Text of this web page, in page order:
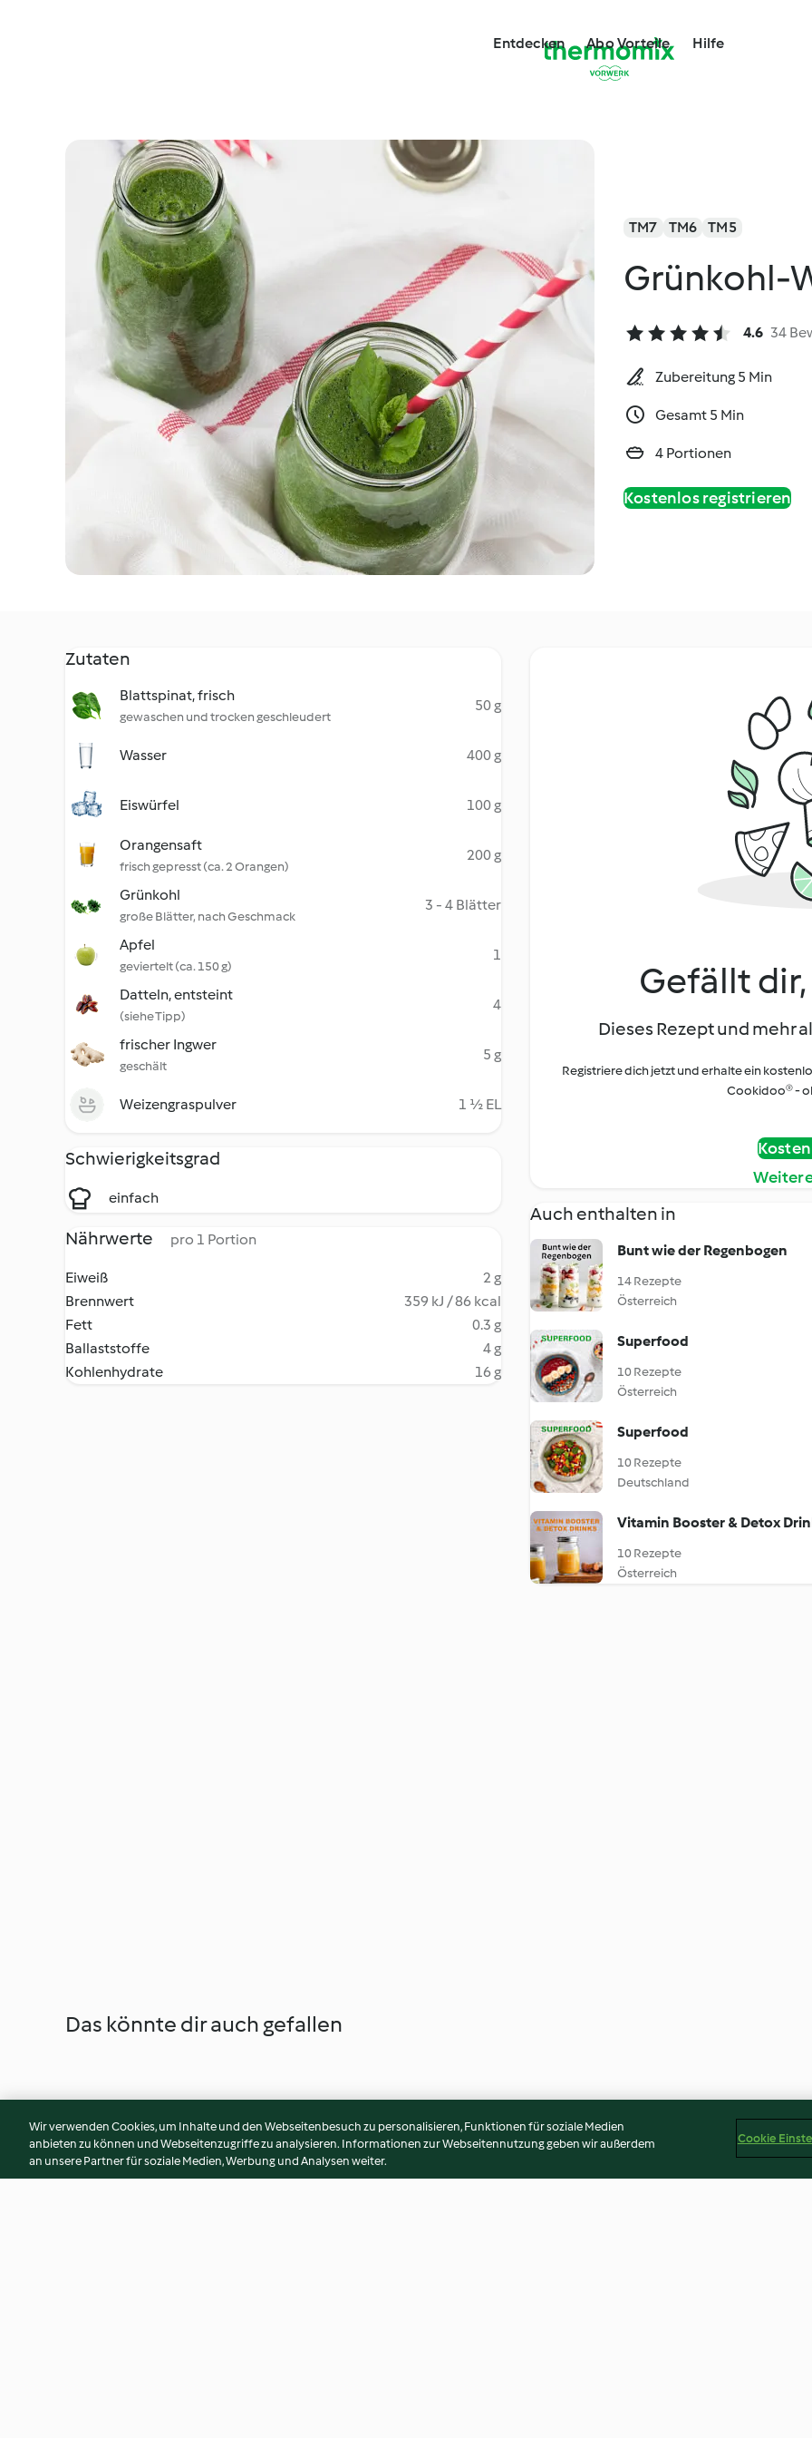
Entdecken Abo Vorteile Hilfe
TM7 TM6 TM5
Grünkohl-
4.6 34
Zubereitung 5 Min
Gesamt 5 Min
4 Portionen
Kostenlos registrieren
Zutaten
Blattspinat, frisch
gewaschen und trocken geschleudert
50 g
Wasser 400 g
Eiswürfel 100 g
Orangensaft
frisch gepresst (ca. 2 Orangen)
200 g
Grünkohl
große Blätter, nach Geschmack
3 - 4 Blätter
Apfel
geviertelt (ca. 150 g)
1
Datteln, entsteint
(siehe Tipp)
4
frischer Ingwer
geschält
5 g
Weizengraspulver 1 ½ EL
Schwierigkeitsgrad
einfach
Nährwerte pro 1 Portion
Eiweiß
2 g
Brennwert
359 kJ / 86 kcal
Fett
0.3 g
Ballaststoffe
4 g
Kohlenhydrate
16 g
Gefällt
Dieses Rezept und mehr
Registriere dich jetzt und erhalte ein
Cookidoo® -
Auch enthalten in
Bunt wie der Regenbogen
14 Rezepte
Österreich
Superfood
10 Rezepte
Österreich
Superfood
10 Rezepte
Deutschland
Vitamin Booster & Detox
10 Rezepte
Österreich
Das könnte dir auch gefallen
Wir verwenden Cookies, um Inhalte und den Webseitenbesuch zu personalisieren, Funktionen für soziale Medien
anbieten zu können und Webseitenzugriffe zu analysieren. Informationen zur Webseitennutzung geben wir außerdem
an unsere Partner für soziale Medien, Werbung und Analysen weiter.
Cookie